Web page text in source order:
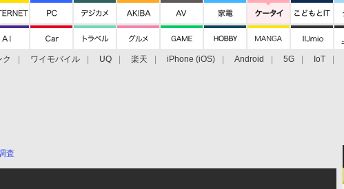
ク ワイモバイル UQ 楽天 iPhone (iOS) Android 5G IoT
査